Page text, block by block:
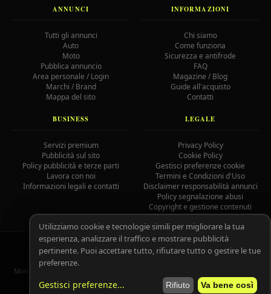
ANNUNCI
Tutti gli annunci
Auto
Moto
Pubblica annuncio
Area personale / Login
Marchi / Brand
Mappa del sito
INFORMAZIONI
Chi siamo
Come funziona
Sicurezza e antifrode
FAQ
Magazine / Blog
Guide all'acquisto
Contatti
BUSINESS
Servizi premium
Pubblicità sul sito
Policy pubblicità e terze parti
Lavora con noi
Informazioni legali e contatti
LEGALE
Privacy Policy
Cookie Policy
Gestisci preferenze cookie
Termini e Condizioni d'Uso
Disclaimer responsabilità annunci
Policy segnalazione abusi
Copyright e gestione contenuti
© 2026 MotoAutoGratis.it — Tutti i diritti riservati — IOCOSGC
MotoAutoGratis non è responsabile per il contenuto degli annunci pubblicati
dagli utenti registrati.
Leggi il disclaimer completo.
Utilizziamo cookie e tecnologie simili per migliorare la tua
esperienza, analizzare il traffico e mostrare pubblicità
pertinente. Puoi accettare tutto, rifiutare tutto o gestire le tue
preferenze.
Gestisci preferenze... Rifiuto Va bene così